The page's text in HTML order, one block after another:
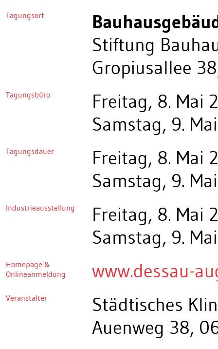
Tagungsort
Stiftung
Gropiusallee
Tagungsbüro
Freitag, 8. Mai
Samstag, 9.
Tagungsdauer
Freitag, 8. Mai
Samstag, 9.
Industrieausstellung
Freitag, 8. Mai
Samstag, 9.
Homepage &
Onlineanmeldung
www.dessau-
Veranstalter
Städtisches
Auenweg 38,